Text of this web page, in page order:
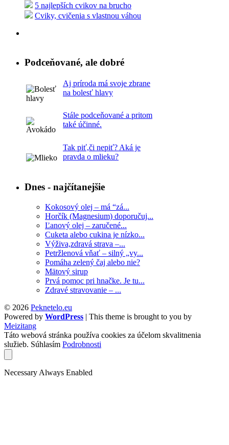
5 najlepších cvikov na brucho
Cviky, cvičenia s vlastnou váhou
Podceňované, ale dobré
Aj príroda má svoje zbrane
na bolesť hlavy
Stále podceňované a pritom
také účinné.
Tak piť,či nepiť? Aká je
pravda o mlieku?
Dnes - najčítanejšie
Kokosový olej – má “zá...
Horčík (Magnesium) doporučuj...
Ľanový olej – zaručené...
Cuketa alebo cukina je nízko...
Výživa,zdravá strava –...
Petržlenová vňať – silný „vy...
Pomáha zelený čaj alebo nie?
Mätový sirup
Prvá pomoc pri hnačke. Je tu...
Zdravé stravovanie – ...
© 2026 Peknetelo.eu
Powered by WordPress | This theme is brought to you by
Meizitang
Táto webová stránka používa cookies za účelom skvalitnenia
služieb. Súhlasím Podrobnosti
Necessary Always Enabled